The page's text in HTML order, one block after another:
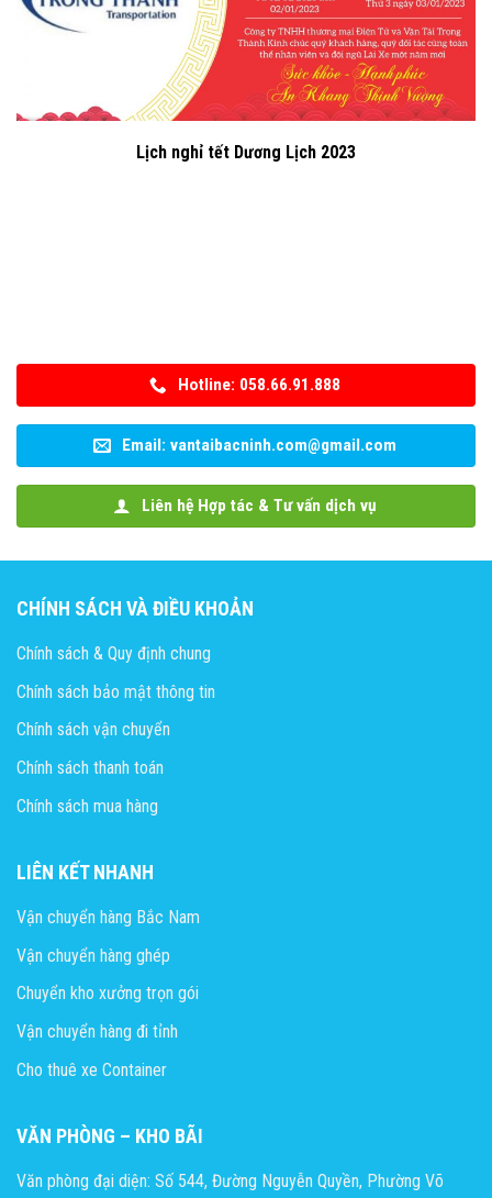
Lịch nghỉ tết Dương Lịch 2023
Hotline: 058.66.91.888
Email: vantaibacninh.com@gmail.com
Liên hệ Hợp tác & Tư vấn dịch vụ
CHÍNH SÁCH VÀ ĐIỀU KHOẢN
Chính sách & Quy định chung
Chính sách bảo mật thông tin
Chính sách vận chuyển
Chính sách thanh toán
Chính sách mua hàng
LIÊN KẾT NHANH
Vận chuyển hàng Bắc Nam
Vận chuyển hàng ghép
Chuyển kho xưởng trọn gói
Vận chuyển hàng đi tỉnh
Cho thuê xe Container
VĂN PHÒNG – KHO BÃI
Văn phòng đại diện: Số 544, Đường Nguyễn Quyền, Phường Võ